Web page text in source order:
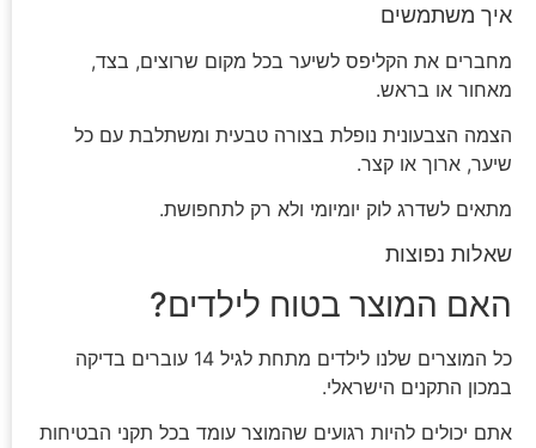
איך משתמשים
מחברים את הקליפס לשיער בכל מקום שרוצים, בצד,
מאחור או בראש.
הצמה הצבעונית נופלת בצורה טבעית ומשתלבת עם כל
שיער, ארוך או קצר.
מתאים לשדרג לוק יומיומי ולא רק לתחפושת.
שאלות נפוצות
האם המוצר בטוח לילדים?
כל המוצרים שלנו לילדים מתחת לגיל 14 עוברים בדיקה
במכון התקנים הישראלי.
אתם יכולים להיות רגועים שהמוצר עומד בכל תקני הבטיחות